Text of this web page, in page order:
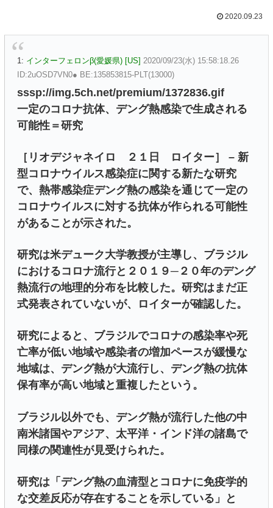
2020.09.23
1: インターフェロンβ(愛媛県) [US] 2020/09/23(水) 15:58:18.26
ID:2uOSD7VN0● BE:135853815-PLT(13000)
sssp://img.5ch.net/premium/1372836.gif
一定のコロナ抗体、デング熱感染で生成される
可能性＝研究
［リオデジャネイロ ２１日 ロイター］ – 新
型コロナウイルス感染症に関する新たな研究
で、熱帯感染症デング熱の感染を通じて一定の
コロナウイルスに対する抗体が作られる可能性
があることが示された。
研究は米デューク大学教授が主導し、ブラジル
におけるコロナ流行と２０１９─２０年のデング
熱流行の地理的分布を比較した。研究はまだ正
式発表されていないが、ロイターが確認した。
研究によると、ブラジルでコロナの感染率や死
亡率が低い地域や感染者の増加ペースが緩慢な
地域は、デング熱が大流行し、デング熱の抗体
保有率が高い地域と重複したという。
ブラジル以外でも、デング熱が流行した他の中
南米諸国やアジア、太平洋・インド洋の諸島で
同様の関連性が見受けられた。
研究は「デング熱の血清型とコロナに免疫学的
な交差反応が存在することを示している」と